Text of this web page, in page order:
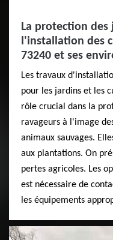
La protection des
l'installation des
73240 et ses
Les travaux
pour les jardins et les
rôle crucial dans la
ravageurs à l'image
animaux sauvages.
aux plantations. On
pertes agricoles. Les
est nécessaire de
les équipements